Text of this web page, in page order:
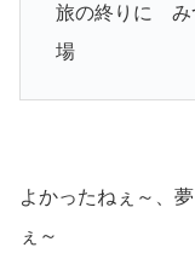
旅の終りに
場
よかったねぇ～、
ぇ～